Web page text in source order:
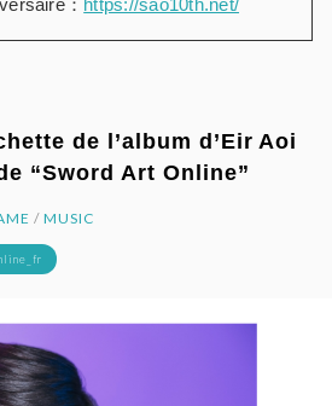
： https://sao10th.net/
de l’album d’Eir Aoi
“Sword Art Online”
/ MUSIC